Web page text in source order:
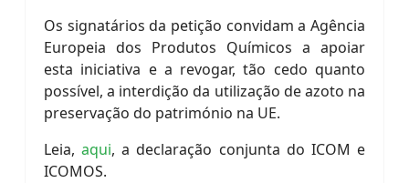
Os signatários da petição convidam a Agência
Europeia dos Produtos Químicos a apoiar
esta iniciativa e a revogar, tão cedo quanto
possível, a interdição da utilização de azoto na
preservação do património na UE.
Leia,aqui, a declaração conjunta do ICOM e
ICOMOS.